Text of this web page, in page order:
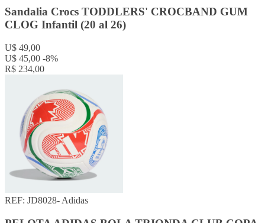
Sandalia Crocs TODDLERS' CROCBAND GUM
CLOG Infantil (20 al 26)
U$ 49,00
U$ 45,00 -8%
R$ 234,00
REF: JD8028- Adidas